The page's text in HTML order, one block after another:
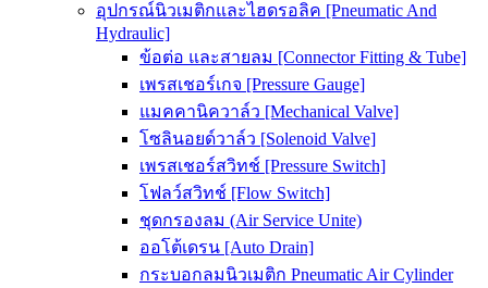
อุปกรณ์นิวเมติกและไฮดรอลิค [Pneumatic And
Hydraulic]
ข้อต่อ และสายลม [Connector Fitting & Tube]
เพรสเชอร์เกจ [Pressure Gauge]
แมคคานิควาล์ว [Mechanical Valve]
โซลินอยด์วาล์ว [Solenoid Valve]
เพรสเชอร์สวิทช์ [Pressure Switch]
โฟลว์สวิทช์ [Flow Switch]
ชุดกรองลม (Air Service Unite)
ออโต้เดรน [Auto Drain]
กระบอกลมนิวเมติก Pneumatic Air Cylinder